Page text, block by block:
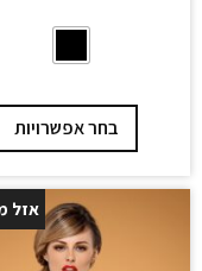
בחר אפשרויות
אזל